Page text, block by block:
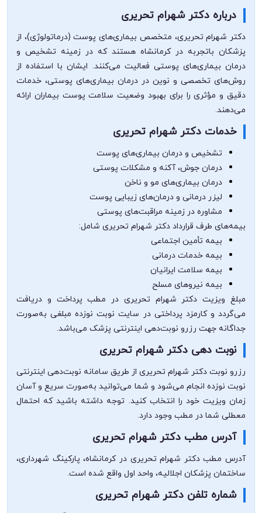
درباره دکتر شهرام تحریری
دکتر شهرام تحریری، متخصص بیماری‌های پوست (درماتولوژی)، از
پزشکان با‌تجربه در کرمانشاه هستند که در زمینه تشخیص و
درمان بیماری‌های پوستی فعالیت می‌کنند. ایشان با استفاده از
روش‌های تخصصی و نوین در درمان بیماری‌های پوستی، خدمات
دقیق و مؤثری را برای بهبود وضعیت سلامت پوست بیماران ارائه
می‌دهند.
خدمات دکتر شهرام تحریری
تشخیص و درمان بیماری‌های پوست
درمان جوش، آکنه و مشکلات پوستی
درمان بیماری‌های مو و ناخن
لیزر درمانی و درمان‌های زیبایی پوست
مشاوره در زمینه مراقبت‌های پوستی
بیمه‌های طرف قرارداد دکتر شهرام تحریری شامل:
بیمه تأمین اجتماعی
بیمه خدمات درمانی
بیمه سلامت ایرانیان
بیمه نیروهای مسلح
مبلغ ویزیت دکتر شهرام تحریری در مطب پرداخت و دریافت
می‌گردد و کارمزد پرداختی در سایت نوبت نوزده مبلغی به‌صورت
جداگانه جهت رزرو نوبت‌دهی اینترنتی پزشک می‌باشد.
نوبت دهی دکتر شهرام تحریری
رزرو نوبت دکتر شهرام تحریری از طریق سامانه نوبت‌دهی اینترنتی
نوبت نوزده انجام می‌شود و شما می‌توانید به‌صورت سریع و آسان
زمان ویزیت خود را انتخاب کنید. توجه داشته باشید که احتمال
معطلی شما در مطب وجود دارد.
آدرس مطب دکتر شهرام تحریری
آدرس مطب دکتر شهرام تحریری در کرمانشاه، پارکینگ شهرداری،
ساختمان پزشکان اجلالیه، واحد اول واقع شده است.
شماره تلفن دکتر شهرام تحریری